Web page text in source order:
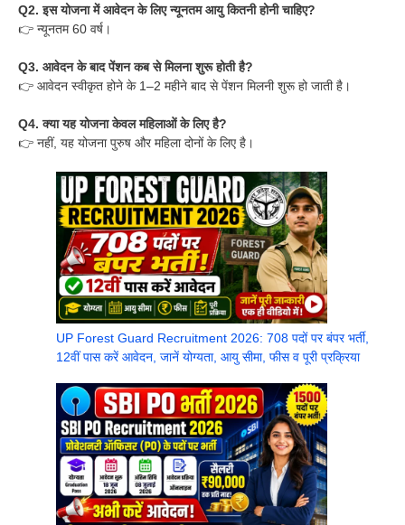
Q2. इस योजना में आवेदन के लिए न्यूनतम आयु कितनी होनी चाहिए?
👉 न्यूनतम 60 वर्ष।
Q3. आवेदन के बाद पेंशन कब से मिलना शुरू होती है?
👉 आवेदन स्वीकृत होने के 1–2 महीने बाद से पेंशन मिलनी शुरू हो जाती है।
Q4. क्या यह योजना केवल महिलाओं के लिए है?
👉 नहीं, यह योजना पुरुष और महिला दोनों के लिए है।
UP Forest Guard Recruitment 2026: 708 पदों पर बंपर भर्ती,
12वीं पास करें आवेदन, जानें योग्यता, आयु सीमा, फीस व पूरी प्रक्रिया